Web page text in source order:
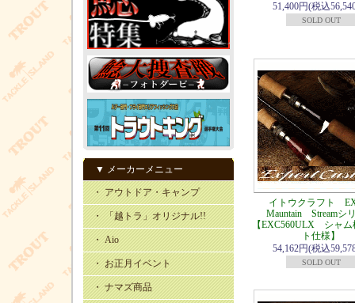
▼ メーカーメニュー
・ アウトドア・キャンプ
・ 「越トラ」オリジナル!!
・ Aio
・ お正月イベント
・ ナマズ商品
51,400円(税込
SOLD OUT
イトウクラフト
Mauntain Streamシ
【EXC560ULX シャ
ト仕様】
54,162円(税込
SOLD OUT